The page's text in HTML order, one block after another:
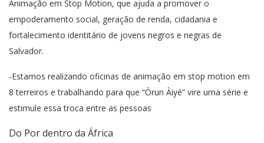
Animação em Stop Motion, que ajuda a promover o
empoderamento social, geração de renda, cidadania e
fortalecimento identitário de jovens negros e negras de
Salvador.
-Estamos realizando​ oficinas de animação em stop motion ​em
8 terreiros e trabalhando para que “Òrun Àiyé” vire uma série e
estimule essa troca entre as pessoas
Do Por dentro da África